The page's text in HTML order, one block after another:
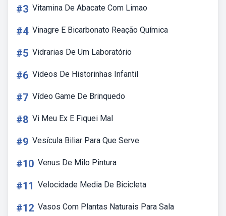
#3 Vitamina De Abacate Com Limao
#4 Vinagre E Bicarbonato Reação Química
#5 Vidrarias De Um Laboratório
#6 Videos De Historinhas Infantil
#7 Vídeo Game De Brinquedo
#8 Vi Meu Ex E Fiquei Mal
#9 Vesícula Biliar Para Que Serve
#10 Venus De Milo Pintura
#11 Velocidade Media De Bicicleta
#12 Vasos Com Plantas Naturais Para Sala